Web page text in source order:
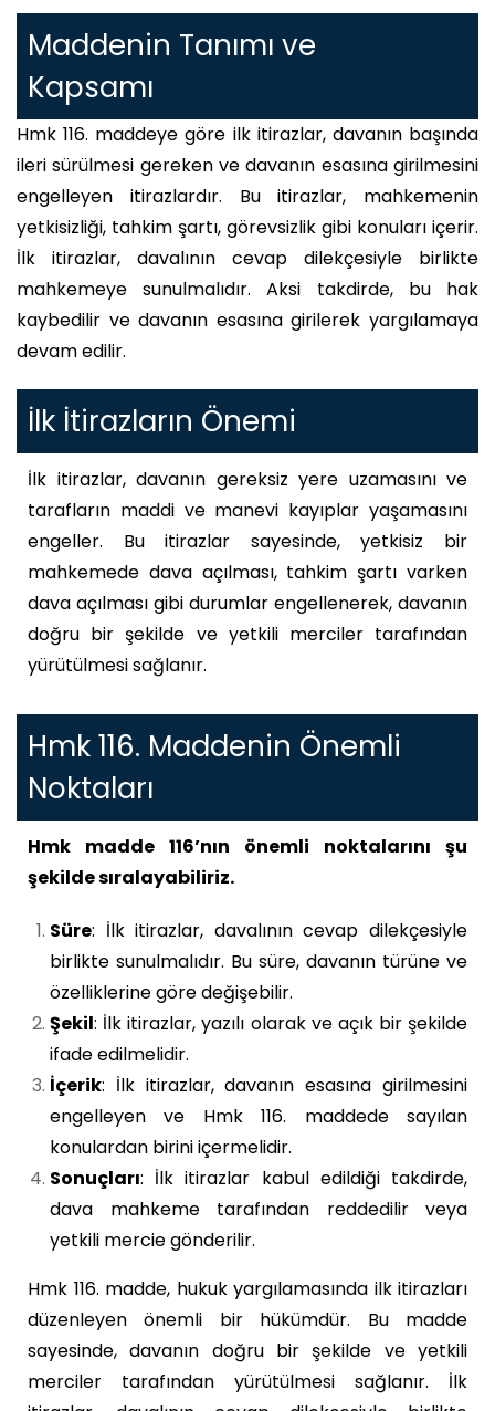
Maddenin Tanımı ve
Kapsamı
Hmk 116. maddeye göre ilk itirazlar, davanın başında
ileri sürülmesi gereken ve davanın esasına girilmesini
engelleyen itirazlardır. Bu itirazlar, mahkemenin
yetkisizliği, tahkim şartı, görevsizlik gibi konuları içerir.
İlk itirazlar, davalının cevap dilekçesiyle birlikte
mahkemeye sunulmalıdır. Aksi takdirde, bu hak
kaybedilir ve davanın esasına girilerek yargılamaya
devam edilir.
İlk İtirazların Önemi
İlk itirazlar, davanın gereksiz yere uzamasını ve
tarafların maddi ve manevi kayıplar yaşamasını
engeller. Bu itirazlar sayesinde, yetkisiz bir
mahkemede dava açılması, tahkim şartı varken
dava açılması gibi durumlar engellenerek, davanın
doğru bir şekilde ve yetkili merciler tarafından
yürütülmesi sağlanır.
Hmk 116. Maddenin Önemli
Noktaları
Hmk madde 116’nın önemli noktalarını şu
şekilde sıralayabiliriz.
Süre: İlk itirazlar, davalının cevap dilekçesiyle
birlikte sunulmalıdır. Bu süre, davanın türüne ve
özelliklerine göre değişebilir.
Şekil: İlk itirazlar, yazılı olarak ve açık bir şekilde
ifade edilmelidir.
İçerik: İlk itirazlar, davanın esasına girilmesini
engelleyen ve Hmk 116. maddede sayılan
konulardan birini içermelidir.
Sonuçları: İlk itirazlar kabul edildiği takdirde,
dava mahkeme tarafından reddedilir veya
yetkili mercie gönderilir.
Hmk 116. madde, hukuk yargılamasında ilk itirazları
düzenleyen önemli bir hükümdür. Bu madde
sayesinde, davanın doğru bir şekilde ve yetkili
merciler tarafından yürütülmesi sağlanır. İlk